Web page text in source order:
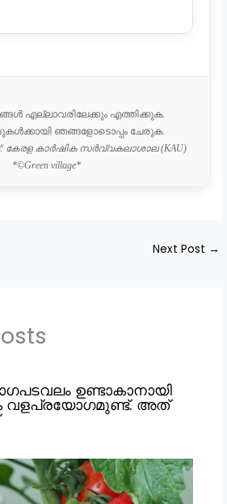
എല്ലാവരിലേക്കും എത്തിക്കുക.
ഞങ്ങളോടൊപ്പം ചേരുക.
കേരള കാർഷിക സർവ്വകലാശാല (KAU)
*©️Green village*
Next Post →
ഉണ്ടാകാനായി
വളപ്രയോഗമുണ്ട്. അത്